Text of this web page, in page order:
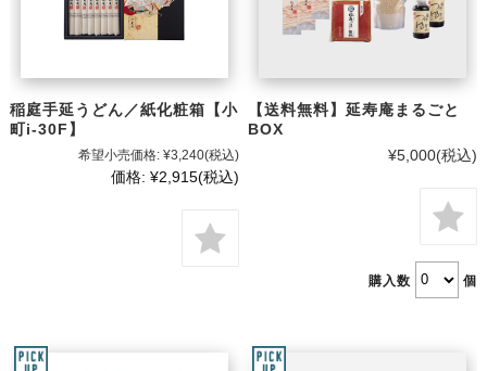
稲庭手延うどん／紙化粧箱【小
町i-30F】
希望小売価格: ¥3,240(税込)
価格: ¥2,915(税込)
【送料無料】延寿庵まるごと
BOX
¥5,000(税込)
購入数 個